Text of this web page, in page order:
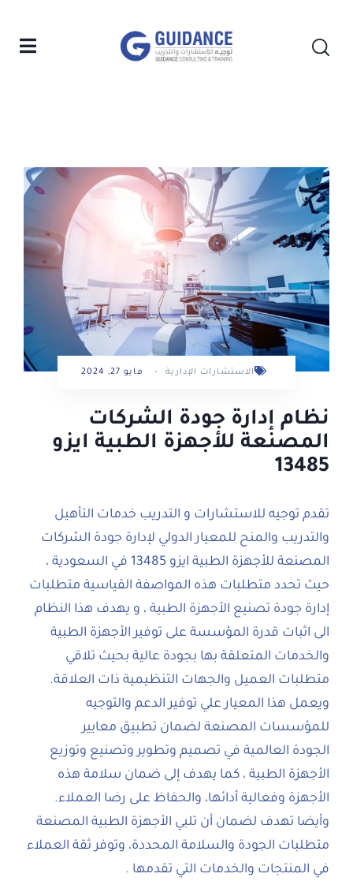
الاستشارات الإدارية - مايو 27, 2024
نظام إدارة جودة الشركات
المصنعة للأجهزة الطبية ايزو
13485
تقدم توجيه للاستشارات و التدريب خدمات التأهيل
والتدريب والمنح للمعيار الدولي لإدارة جودة الشركات
المصنعة للأجهزة الطبية ايزو 13485 في السعودية ،
حيث تحدد متطلبات هذه المواصفة القياسية متطلبات
إدارة جودة تصنيع الأجهزة الطبية ، و يهدف هذا النظام
الى اثبات قدرة المؤسسة على توفير الأجهزة الطبية
والخدمات المتعلقة بها بجودة عالية بحيث تلاقي
متطلبات العميل والجهات التنظيمية ذات العلاقة.
ويعمل هذا المعيار علي توفير الدعم والتوجيه
للمؤسسات المصنعة لضمان تطبيق معايير
الجودة العالمية في تصميم وتطوير وتصنيع وتوزيع
الأجهزة الطبية ، كما يهدف إلى ضمان سلامة هذه
الأجهزة وفعالية أدائها، والحفاظ على رضا العملاء.
وأيضا تهدف لضمان أن تلبي الأجهزة الطبية المصنعة
متطلبات الجودة والسلامة المحددة، وتوفر ثقة العملاء
في المنتجات والخدمات التي تقدمها .